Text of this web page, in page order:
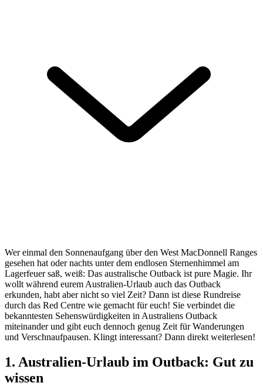
Wer einmal den Sonnenaufgang über den West MacDonnell Ranges
gesehen hat oder nachts unter dem endlosen Sternenhimmel am
Lagerfeuer saß, weiß: Das australische Outback ist pure Magie. Ihr
wollt während eurem Australien-Urlaub auch das Outback
erkunden, habt aber nicht so viel Zeit? Dann ist diese Rundreise
durch das Red Centre wie gemacht für euch! Sie verbindet die
bekanntesten Sehenswürdigkeiten in Australiens Outback
miteinander und gibt euch dennoch genug Zeit für Wanderungen
und Verschnaufpausen. Klingt interessant? Dann direkt weiterlesen!
1. Australien-Urlaub im Outback: Gut zu
wissen